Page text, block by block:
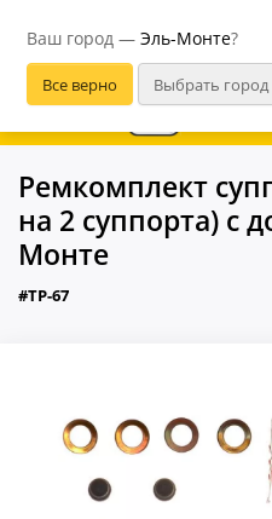
Ваш город — Эль-Монте?
В
Ремкомплект
на 2 суппорта) с
Монте
#TP-67